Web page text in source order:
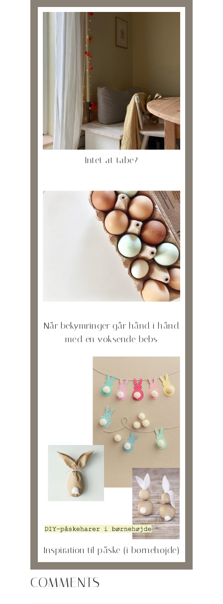
Intet at tabe?
Når bekymringer går hånd i hånd
med en voksende bebs
Inspiration til påske (i børnehøjde)
COMMENTS